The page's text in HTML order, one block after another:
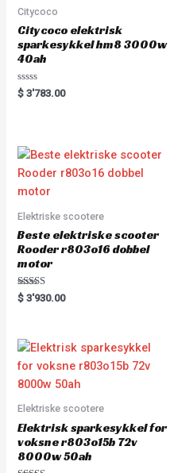
Citycoco
Citycoco elektrisk
sparkesykkel hm8 3000w
40ah
R
a
o
u
t
o
f
5
$ 3'783.00
Elektriske scootere
Beste elektriske scooter
Rooder r803o16 dobbel
motor
Rated
5.00
$ 3'930.00
Elektriske scootere
Elektrisk sparkesykkel for
voksne r803o15b 72v
8000w 50ah